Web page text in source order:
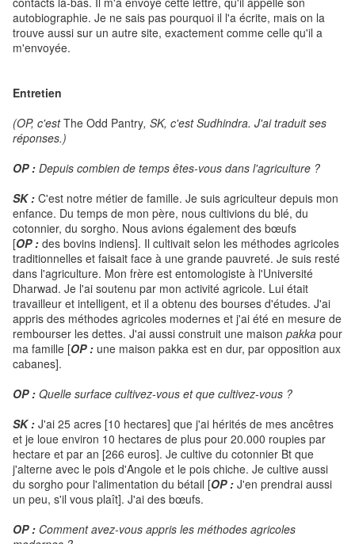
autobiographie. Je ne sais pas pourquoi il l'a écrite, mais on la
trouve aussi sur un autre site, exactement comme celle qu'il a
m'envoyée.
Entretien
(OP, c'estThe Odd Pantry, SK, c'est Sudhindra. J'ai traduit ses
réponses.)
OP : Depuis combien de temps êtes-vous dans l'agriculture ?
SK : C'est notre métier de famille. Je suis agriculteur depuis mon
enfance. Du temps de mon père, nous cultivions du blé, du
cotonnier, du sorgho. Nous avions également des bœufs
[OP : des bovins indiens]. Il cultivait selon les méthodes agricoles
traditionnelles et faisait face à une grande pauvreté. Je suis resté
dans l'agriculture. Mon frère est entomologiste à l'Université
Dharwad. Je l'ai soutenu par mon activité agricole. Lui était
travailleur et intelligent, et il a obtenu des bourses d'études. J'ai
appris des méthodes agricoles modernes et j'ai été en mesure de
rembourser les dettes. J'ai aussi construit une maison pakka pour
ma famille [OP : une maison pakka est en dur, par opposition aux
cabanes].
OP : Quelle surface cultivez-vous et que cultivez-vous ?
SK : J'ai 25 acres [10 hectares] que j'ai hérités de mes ancêtres
et je loue environ 10 hectares de plus pour 20.000 roupies par
hectare et par an [266 euros]. Je cultive du cotonnier Bt que
j'alterne avec le pois d'Angole et le pois chiche. Je cultive aussi
du sorgho pour l'alimentation du bétail [OP : J'en prendrai aussi
un peu, s'il vous plaît]. J'ai des bœufs.
OP : Comment avez-vous appris les méthodes agricoles